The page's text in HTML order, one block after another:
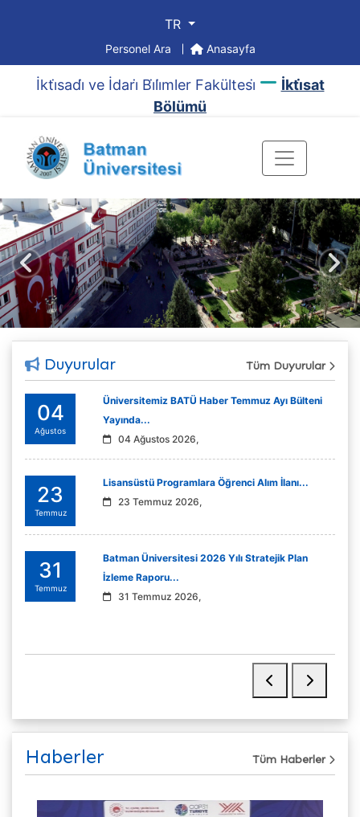
TR
Personel Ara Anasayfa
İkti̇sadi̇ ve İdari̇ Bi̇li̇mler Fakültesi̇
İkti̇sat
Bölümü
Önceki
Duyurular Tüm Duyurular
04
Ağustos
Üniversitemiz BATÜ Haber Temmuz Ayı Bülteni
Yayında...
04 Ağustos 2026,
23
Temmuz
Lisansüstü Programlara Öğrenci Alım İlanı...
23 Temmuz 2026,
31
Temmuz
Batman Üniversitesi 2026 Yılı Stratejik Plan
İzleme Raporu...
31 Temmuz 2026,
Haberler Tüm Haberler